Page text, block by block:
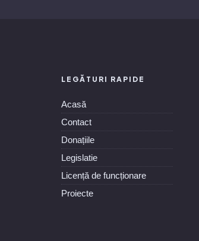
LEGĂTURI RAPIDE
Acasă
Contact
Donațiile
Legislatie
Licență de funcționare
Proiecte